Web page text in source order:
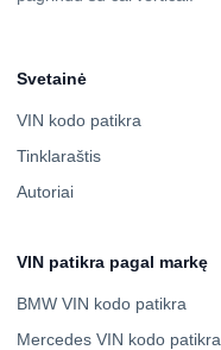
Svetainė
VIN kodo patikra
Tinklaraštis
Autoriai
VIN patikra pagal markę
BMW VIN kodo patikra
Mercedes VIN kodo patikra